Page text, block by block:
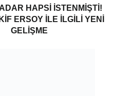
HAPSI ISTENMIŞTI!
ERSOY ILE ILGILI YENI
GELIŞME